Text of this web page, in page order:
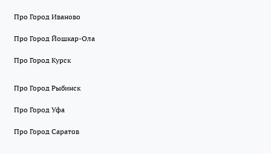
Про Город Иваново
Про Город Йошкар-Ола
Про Город Курск
Про Город Рыбинск
Про Город Уфа
Про Город Саратов